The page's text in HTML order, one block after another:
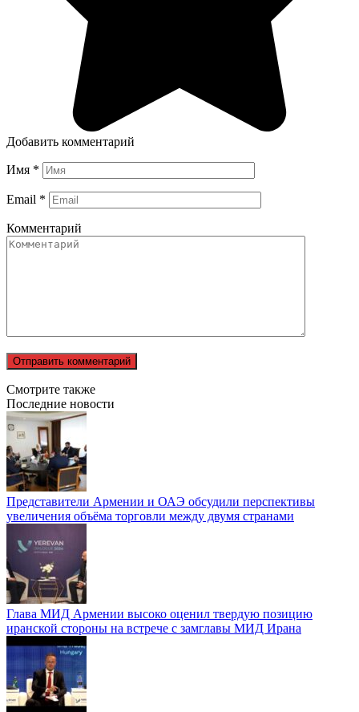
Добавить комментарий
Имя *
Email *
Комментарий
Смотрите также
Последние новости
Представители Армении и ОАЭ обсудили перспективы
увеличения объёма торговли между двумя странами
Глава МИД Армении высоко оценил твердую позицию
иранской стороны на встрече с замглавы МИД Ирана